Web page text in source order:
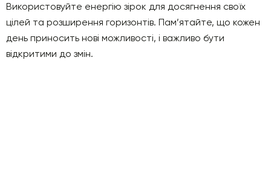
Використовуйте енергію зірок для досягнення своїх
цілей та розширення горизонтів. Пам’ятайте, що кожен
день приносить нові можливості, і важливо бути
відкритими до змін.